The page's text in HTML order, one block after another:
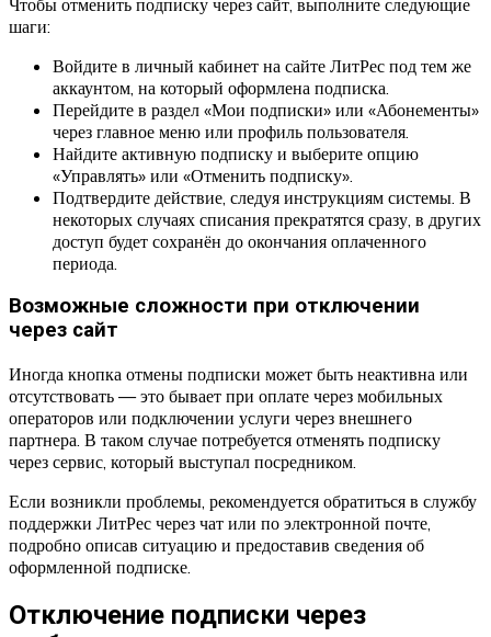
шаги:
Войдите в личный кабинет на сайте ЛитРес под тем же
аккаунтом, на который оформлена подписка.
Перейдите в раздел «Мои подписки» или «Абонементы»
через главное меню или профиль пользователя.
Найдите активную подписку и выберите опцию
«Управлять» или «Отменить подписку».
Подтвердите действие, следуя инструкциям системы. В
некоторых случаях списания прекратятся сразу, в других
доступ будет сохранён до окончания оплаченного
периода.
Возможные сложности при отключении
через сайт
Иногда кнопка отмены подписки может быть неактивна или
отсутствовать — это бывает при оплате через мобильных
операторов или подключении услуги через внешнего
партнера. В таком случае потребуется отменять подписку
через сервис, который выступал посредником.
Если возникли проблемы, рекомендуется обратиться в службу
поддержки ЛитРес через чат или по электронной почте,
подробно описав ситуацию и предоставив сведения об
оформленной подписке.
Отключение подписки через